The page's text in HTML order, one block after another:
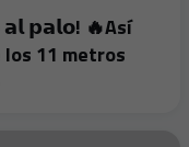
𝗽𝗮𝗹𝗼! 🔥Así
11 metros